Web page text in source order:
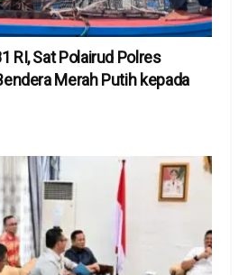
RI, Sat Polairud Polres
Merah Putih kepada